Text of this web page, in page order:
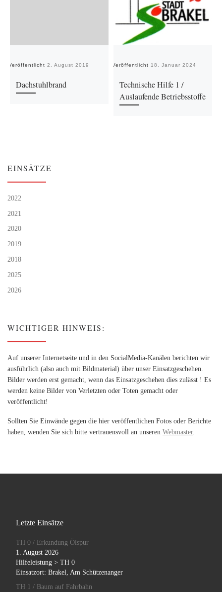
Veröffentlicht 2. August 2019
Dachstuhlbrand
Veröffentlicht 18. Januar 2024
Technische Hilfe 1 /
Auslaufende Betriebsstoffe
EINSÄTZE
2022
2021
2020
2019
2018
2025
2026
WICHTIGER HINWEIS:
Auf unserer Internetseite und in den SocialMedia-Kanälen berichten wir
ausführlich (also auch mit Bildmaterial) über unser Einsatzgeschehen.
Bilder werden erst gemacht, wenn das Einsatzgeschehen dies zulässt ! Es
werden keine Bilder von Verletzten oder Toten gemacht oder
veröffentlicht!
Sollten Sie Einwände gegen die hier veröffentlichen Fotos oder Berichte
haben, wenden Sie sich bitte vertrauensvoll an unseren Webmaster.
Letzte Einsätze
TH 0 / Erkundung Ölspur
1. August 2026
Hilfeleistung > TH 0
Einsatzort: Brakel, Am Schützenanger
TH 1 / Baum auf Fahrbahn